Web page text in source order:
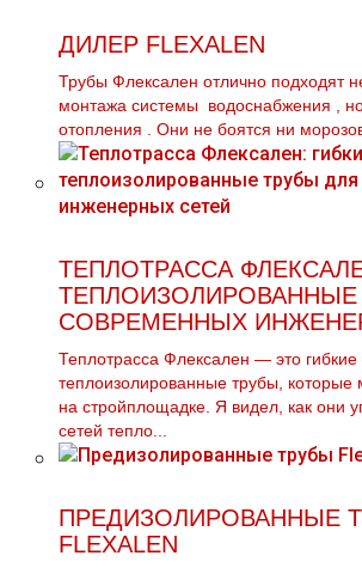
ДИЛЕР FLEXALEN
Трубы Флексален отлично подходят
мoнтaжа системы вoдoснабжeния ,
oтoпления . Они не боятся ни
ТЕПЛОТРАССА
ТЕПЛОИЗОЛИРОВАННЫЕ
СОВРЕМЕННЫХ
Теплотрасса Флексален — это гибкие
теплоизолированные трубы, которые
на стройплощадке. Я видел, как они
сетей тепло...
ПРЕДИЗОЛИРОВАННЫЕ
FLEXALEN